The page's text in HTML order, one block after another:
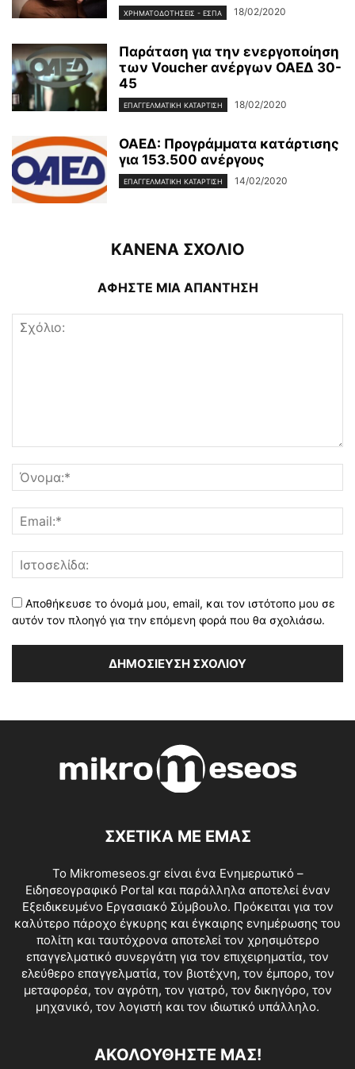
ΧΡΗΜΑΤΟΔΟΤΉΣΕΙΣ - ΕΣΠΑ 18/02/2020
Παράταση για την ενεργοποίηση
των Voucher ανέργων ΟΑΕΔ 30-
45
ΕΠΑΓΓΕΛΜΑΤΙΚΉ ΚΑΤΆΡΤΙΣΗ 18/02/2020
ΟΑΕΔ: Προγράμματα κατάρτισης
για 153.500 ανέργους
ΕΠΑΓΓΕΛΜΑΤΙΚΉ ΚΑΤΆΡΤΙΣΗ 14/02/2020
ΚΑΝΕΝΑ ΣΧΟΛΙΟ
ΑΦΗΣΤΕ ΜΙΑ ΑΠΑΝΤΗΣΗ
Αποθήκευσε το όνομά μου, email, και τον ιστότοπο μου σε
αυτόν τον πλοηγό για την επόμενη φορά που θα σχολιάσω.
ΣΧΕΤΙΚΑ ΜΕ ΕΜΑΣ
Το Mikromeseos.gr είναι ένα Ενημερωτικό –
Ειδησεογραφικό Portal και παράλληλα αποτελεί έναν
Εξειδικευμένο Εργασιακό Σύμβουλο. Πρόκειται για τον
καλύτερο πάροχο έγκυρης και έγκαιρης ενημέρωσης του
πολίτη και ταυτόχρονα αποτελεί τον χρησιμότερο
επαγγελματικό συνεργάτη για τον επιχειρηματία, τον
ελεύθερο επαγγελματία, τον βιοτέχνη, τον έμπορο, τον
μεταφορέα, τον αγρότη, τον γιατρό, τον δικηγόρο, τον
μηχανικό, τον λογιστή και τον ιδιωτικό υπάλληλο.
ΑΚΟΛΟΥΘΗΣΤΕ ΜΑΣ!